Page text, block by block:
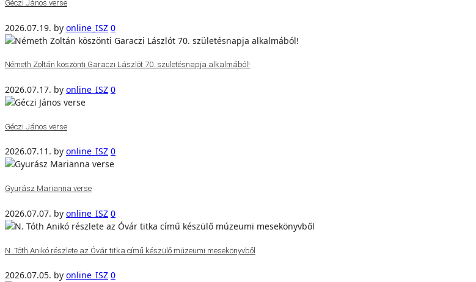
Géczi János verse
2026.07.19. by online_ISZ 0
Németh Zoltán köszönti Garaczi Lászlót 70. születésnapja alkalmából!
2026.07.17. by online_ISZ 0
Géczi János verse
2026.07.11. by online_ISZ 0
Gyurász Marianna verse
2026.07.07. by online_ISZ 0
N. Tóth Anikó részlete az Óvár titka című készülő múzeumi mesekönyvből
2026.07.05. by online_ISZ 0